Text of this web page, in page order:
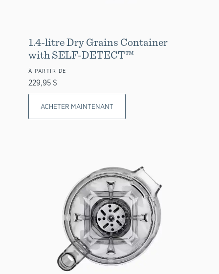
1.4-litre Dry Grains Container
with SELF-DETECT™
À PARTIR DE
229,95 $
ACHETER MAINTENANT